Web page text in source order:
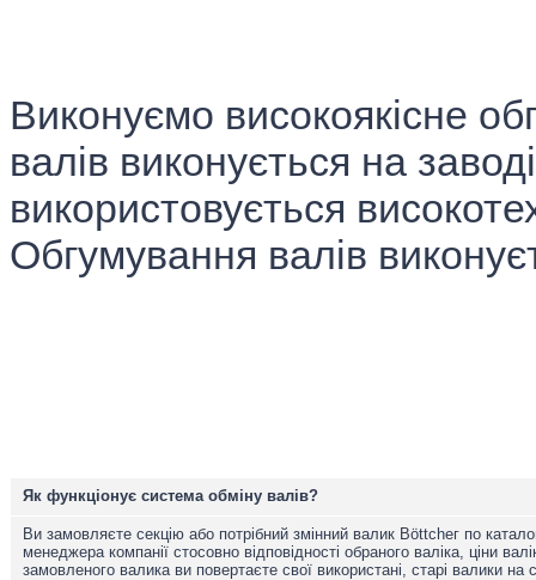
Виконуємо високоякісне
валів виконується на
використовується
Обгумування валів
Як функціонує система обміну валів?
Ви замовляєте секцію або потрібний змінний валик Вöttсhег по
менеджера компанії стосовно відповідності обраного валіка, ціни
замовленого валика ви повертаєте свої використані, старі валики на